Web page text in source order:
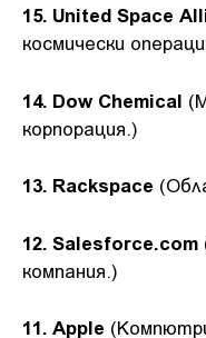
15. United Space
космически
14. Dow Chemical
корпорация.)
13. Rackspace
12. Salesforce.com
компания.)
11. Apple